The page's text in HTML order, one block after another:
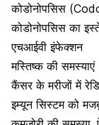
कोडोनोपसिस
कोडोनोपसिस का
एचआईवी इंफेक्शन
मस्तिष्क की समस्याएं
कैंसर के मरीजों में
इम्यून सिस्टम को